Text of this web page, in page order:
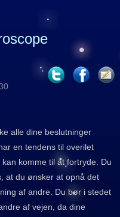
alle dine beslutninger
en tendens til overilet
komme til at fortryde. Du
at du ønsker at opnå det
af andre. Du bør i stedet
af vejen, da dine